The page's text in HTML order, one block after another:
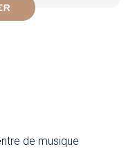
de musique